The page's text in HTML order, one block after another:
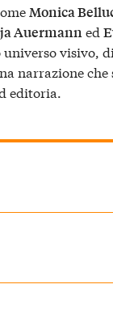
Monica
Auermanned
visivo,
narrazione
editoria.